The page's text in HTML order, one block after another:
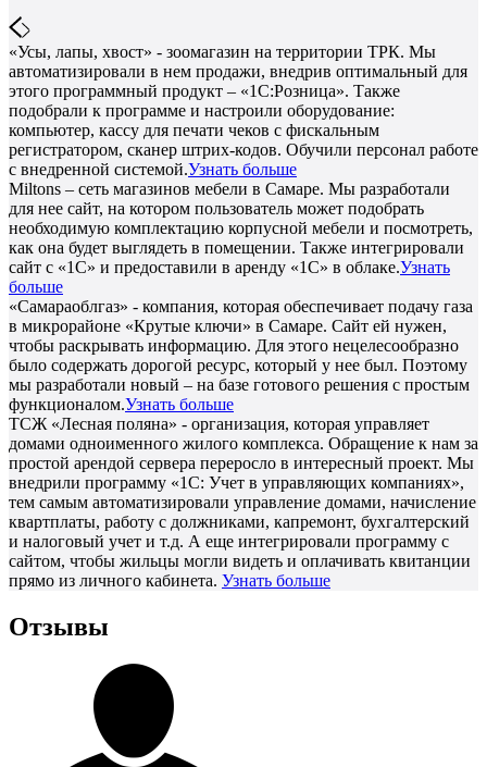
«Усы, лапы, хвост» - зоомагазин на территории ТРК. Мы
автоматизировали в нем продажи, внедрив оптимальный для
этого программный продукт – «1С:Розница». Также
подобрали к программе и настроили оборудование:
компьютер, кассу для печати чеков с фискальным
регистратором, сканер штрих-кодов. Обучили персонал работе
с внедренной системой.Узнать больше
Miltons – сеть магазинов мебели в Самаре. Мы разработали
для нее сайт, на котором пользователь может подобрать
необходимую комплектацию корпусной мебели и посмотреть,
как она будет выглядеть в помещении. Также интегрировали
сайт с «1С» и предоставили в аренду «1С» в облаке.Узнать
больше
«Самараоблгаз» - компания, которая обеспечивает подачу газа
в микрорайоне «Крутые ключи» в Самаре. Сайт ей нужен,
чтобы раскрывать информацию. Для этого нецелесообразно
было содержать дорогой ресурс, который у нее был. Поэтому
мы разработали новый – на базе готового решения с простым
функционалом.Узнать больше
ТСЖ «Лесная поляна» - организация, которая управляет
домами одноименного жилого комплекса. Обращение к нам за
простой арендой сервера переросло в интересный проект. Мы
внедрили программу «1С: Учет в управляющих компаниях»,
тем самым автоматизировали управление домами, начисление
квартплаты, работу с должниками, капремонт, бухгалтерский
и налоговый учет и т.д. А еще интегрировали программу с
сайтом, чтобы жильцы могли видеть и оплачивать квитанции
прямо из личного кабинета. Узнать больше
Отзывы